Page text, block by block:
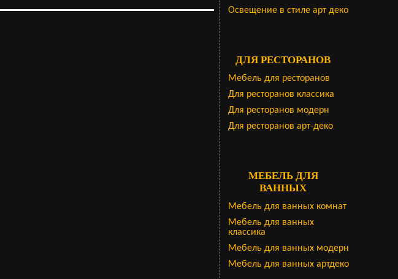
Освещение в стиле арт деко
ДЛЯ РЕСТОРАНОВ
Мебель для ресторанов
Для ресторанов классика
Для ресторанов модерн
Для ресторанов арт-деко
МЕБЕЛЬ ДЛЯ
ВАННЫХ
Мебель для ванных комнат
Мебель для ванных
классика
Мебель для ванных модерн
Мебель для ванных артдеко